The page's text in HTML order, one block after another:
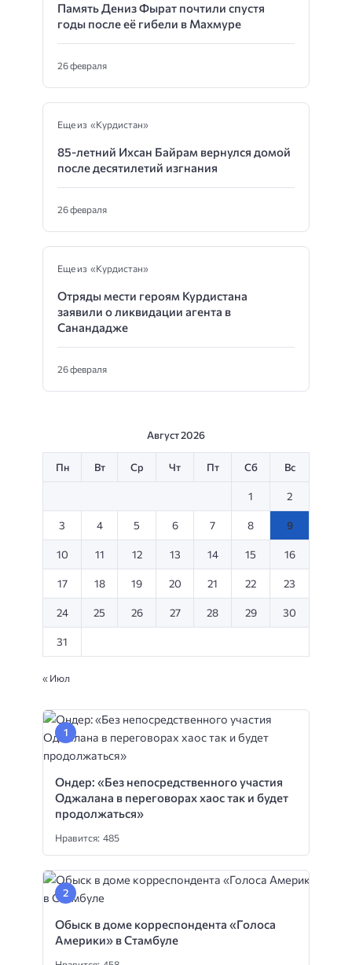
Память Дениз Фырат почтили спустя
годы после её гибели в Махмуре
26 февраля
Еще из «Курдистан»
85-летний Ихсан Байрам вернулся домой
после десятилетий изгнания
26 февраля
Еще из «Курдистан»
Отряды мести героям Курдистана
заявили о ликвидации агента в
Санандадже
26 февраля
Август 2026
Пн Вт Ср Чт Пт Сб Вс
1 2
3 4 5 6 7 8 9
10 11 12 13 14 15 16
17 18 19 20 21 22 23
24 25 26 27 28 29 30
31
« Июл
Ондер: «Без непосредственного участия
Оджалана в переговорах хаос так и будет
продолжаться»
Нравится: 485
Обыск в доме корреспондента «Голоса
Америки» в Стамбуле